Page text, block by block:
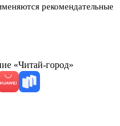
рекомендательные
«Читай-город»